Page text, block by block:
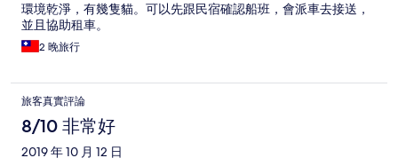
環境乾淨，有幾隻貓。可以先跟民宿確認船班，會派車去接送，
並且協助租車。
2 晚旅行
旅客真實評論
8/10 非常好
2019 年 10 月 12 日